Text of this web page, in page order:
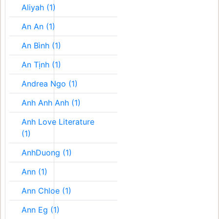
Aliyah (1)
An An (1)
An Bình (1)
An Tịnh (1)
Andrea Ngo (1)
Anh Anh Anh (1)
Anh Love Literature
(1)
AnhDuong (1)
Ann (1)
Ann Chloe (1)
Ann Eg (1)